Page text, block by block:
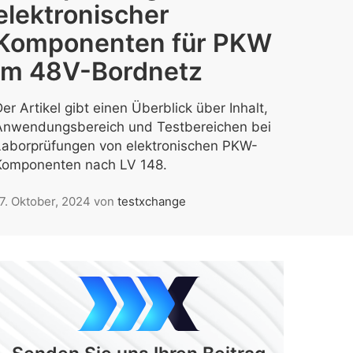
für PKW
48V-Bordnetz
Artikel gibt einen Überblick über Inhalt,
und Testbereichen bei
von elektronischen PKW-
nach LV 148.
Oktober, 2024 von testxchange